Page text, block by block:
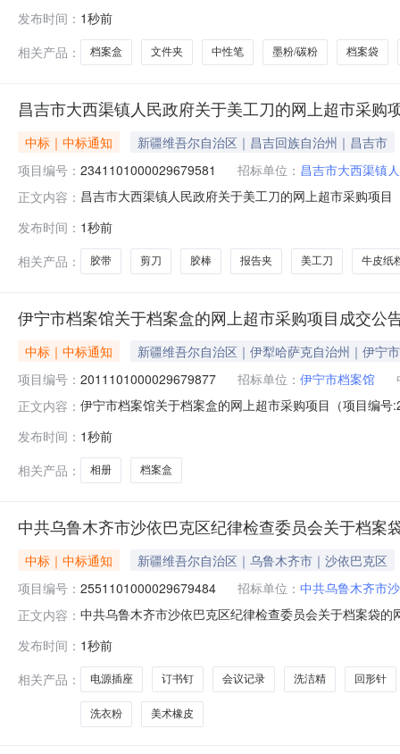
划编码:654027项目所在行政区划名称:新疆维吾尔自治
发布时间： 1秒前
相关产品：
档案盒 文件夹 中性笔 墨粉/碳粉 档案袋
昌吉市大西渠镇人民政府关于美工刀的网上超市采购
中标｜中标通知
新疆维吾尔自治区｜昌吉回族自治州｜昌吉市
项目编号： 2341101000029679581 招标单位： 昌吉市大西渠镇
正文内容： 昌吉市大西渠镇人民政府关于美工刀的网上超市采购项
划编码:652301项目所在行政区划名称:新疆维吾尔自治
发布时间： 1秒前
相关产品：
胶带 剪刀 胶棒 报告夹 美工刀 牛皮纸
伊宁市档案馆关于档案盒的网上超市采购项目成交公
中标｜中标通知
新疆维吾尔自治区｜伊犁哈萨克自治州｜伊宁市
项目编号： 2011101000029679877 招标单位： 伊宁市档案馆
正文内容： 伊宁市档案馆关于档案盒的网上超市采购项目（项目编
在行政区划名称:新疆维吾尔自治区伊犁哈萨克自治州伊
发布时间： 1秒前
相关产品：
相册 档案盒
中共乌鲁木齐市沙依巴克区纪律检查委员会关于档案
中标｜中标通知
新疆维吾尔自治区｜乌鲁木齐市｜沙依巴克区
项目编号： 2551101000029679484 招标单位： 中共乌鲁木齐市
正文内容： 中共乌鲁木齐市沙依巴克区纪律检查委员会关于档案袋
购计划金额（元）:项目所在行政区划编码:650103项目
发布时间： 1秒前
相关产品：
电源插座 订书钉 会议记录 洗洁精 回形针
洗衣粉 美术橡皮